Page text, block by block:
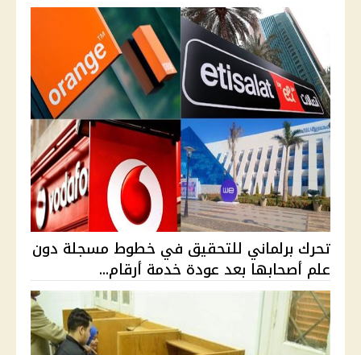
تحرك برلماني للتحقيق في خطوط مسجلة دون
علم أصحابها بعد عودة خدمة أرقام...